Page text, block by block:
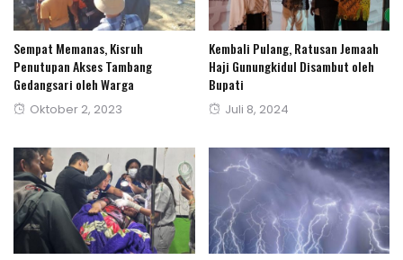
Sempat Memanas, Kisruh
Penutupan Akses Tambang
Gedangsari oleh Warga
Posted
Oktober 2, 2023
Kembali Pulang, Ratusan Jemaah
Haji Gunungkidul Disambut oleh
Bupati
Posted
Juli 8, 2024